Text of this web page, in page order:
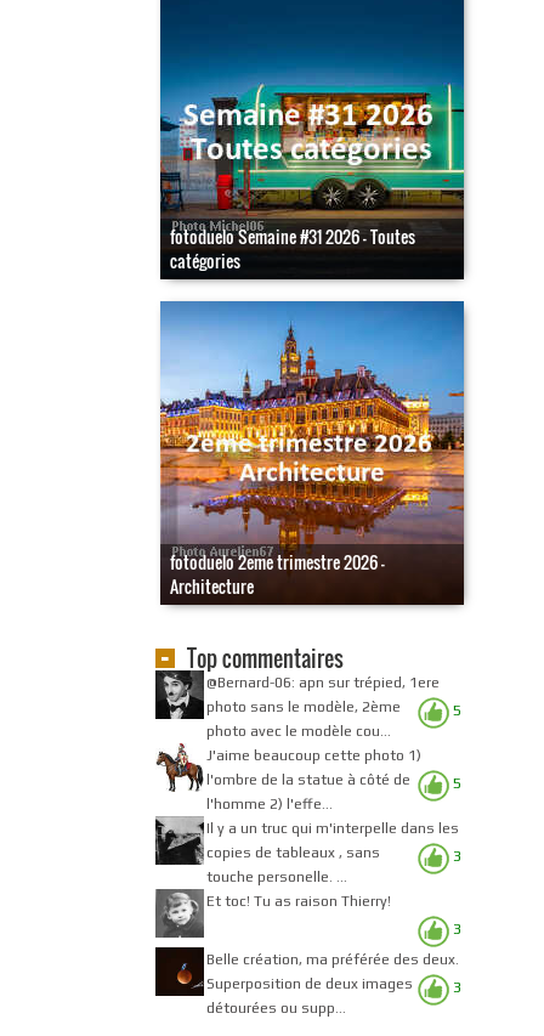
fotoduelo Semaine #31 2026 - Toutes
catégories
fotoduelo 2eme trimestre 2026 -
Architecture
Top commentaires
5
@Bernard-06: apn sur trépied, 1ere
photo sans le modèle, 2ème
photo avec le modèle cou...
5
J'aime beaucoup cette photo 1)
l'ombre de la statue à côté de
l'homme 2) l'effe...
3
Il y a un truc qui m'interpelle dans les
copies de tableaux , sans
touche personelle. ...
3
Et toc! Tu as raison Thierry!
3
Belle création, ma préférée des deux.
Superposition de deux images
détourées ou supp...